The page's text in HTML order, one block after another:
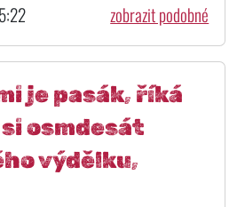
zobrazit podobné
je pasák, říká
osmdesát
výdělku,